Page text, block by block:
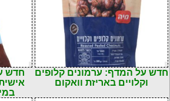
חדש על המדף: ערמונים קלופים
וקלויים באריזת וואקום
חדש